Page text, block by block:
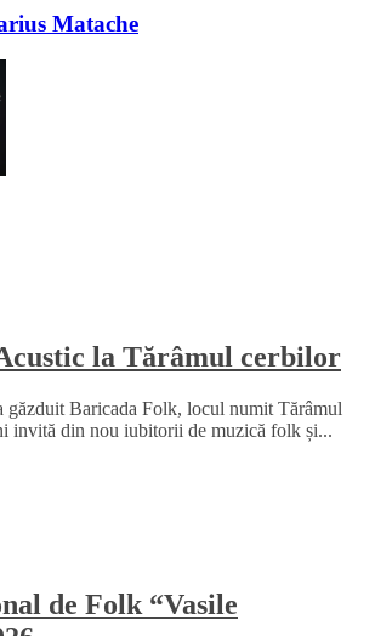
Matache
la Tărâmul cerbilor
găzduit Baricada Folk, locul numit Tărâmul
invită din nou iubitorii de muzică folk și...
de Folk “Vasile